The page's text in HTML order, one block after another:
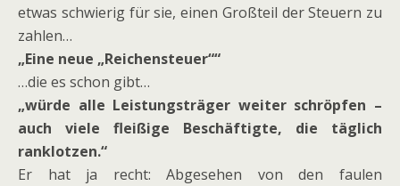
etwas schwierig für sie, einen Großteil der Steuern zu
zahlen…
„Eine neue „Reichensteuer““
…die es schon gibt…
„würde alle Leistungsträger weiter schröpfen –
auch viele fleißige Beschäftigte, die täglich
ranklotzen.“
Er hat ja recht: Abgesehen von den faulen